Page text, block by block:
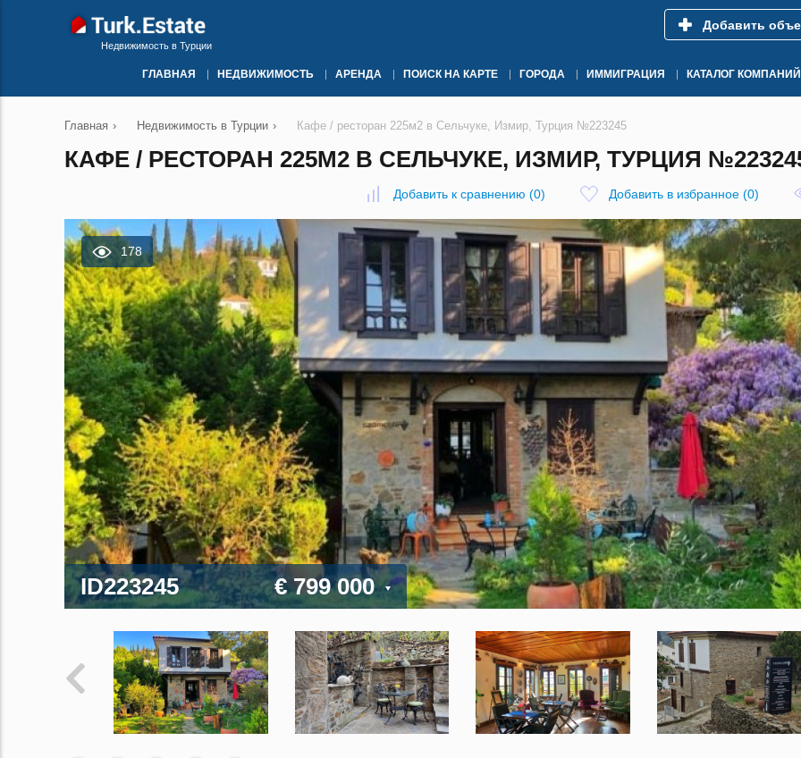
Недвижимость в Турции
Добавить
ГЛАВНАЯ НЕДВИЖИМОСТЬ АРЕНДА ПОИСК НА КАРТЕ ГОРОДА ИММИГРАЦИЯ КАТАЛОГ КОМПАНИЙ
Главная › Недвижимость в Турции › Кафе / ресторан 225м2 в Сельчуке, Измир, Турция №223245
КАФЕ / РЕСТОРАН 225М2 В СЕЛЬЧУКЕ, ИЗМИР, ТУРЦИЯ
Добавить к сравнению (0) Добавить в избранное (0)
178
ID223245 € 799 000